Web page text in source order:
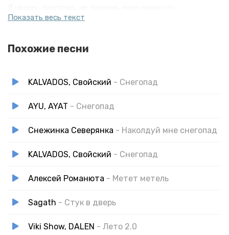
Не касайся любви леденящим крылом
Показать весь текст
Похожие песни
KALVADOS, Свойский - Снегопад
AYU, AYAT - Снегопад
Снежинка Северянка - Наколдуй мне снегопад
KALVADOS, Свойский - Снегопад
Алексей Романюта - Метет метель
Sagath - Стук в дверь
Viki Show, DALEN - Лето 2.0